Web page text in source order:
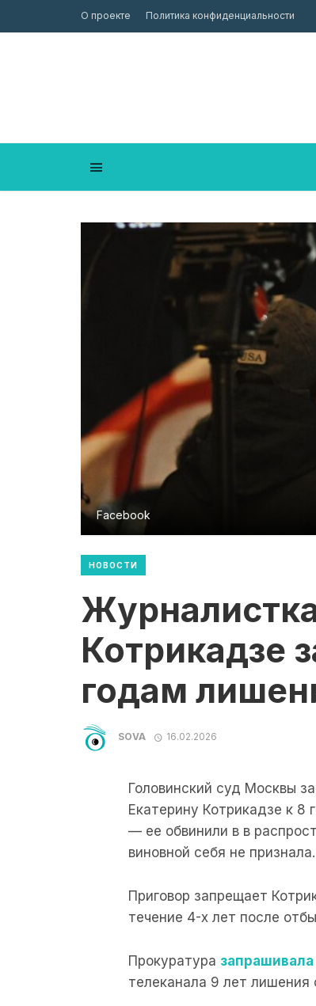
О проекте Политика конфиденциальности
Facebook
НОВОСТИ
Котрикадзе
годам
SOVA 16.02.2026
Головинский суд Москвы
Екатерину Котрикадзе к
— ее обвинили в в
виновной себя не признала.
Приговор запрещает
течение 4-х лет после
Прокуратура запрашивала
телеканала 9 лет лишения